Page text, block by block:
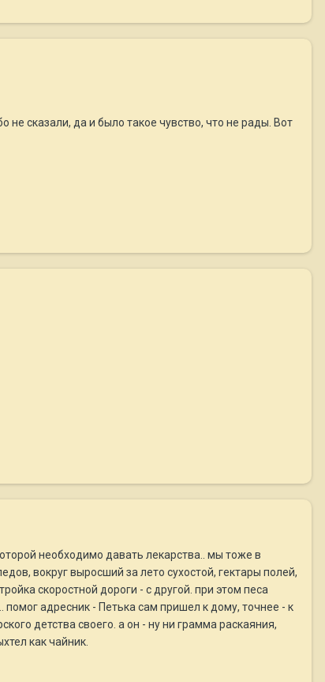
сказали, да и было такое чувство, что не рады. Вот
необходимо давать лекарства.. мы тоже в
вокруг выросший за лето сухостой, гектары полей,
скоростной дороги - с другой. при этом песа
адресник - Петька сам пришел к дому, точнее - к
детства своего. а он - ну ни грамма раскаяния,
как чайник.